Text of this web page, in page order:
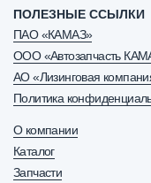
ПОЛЕЗНЫЕ ССЫЛКИ
ПАО «КАМАЗ»
ООО «Автозапчасть
АО «Лизинговая
Политика
О компании
Каталог
Запчасти